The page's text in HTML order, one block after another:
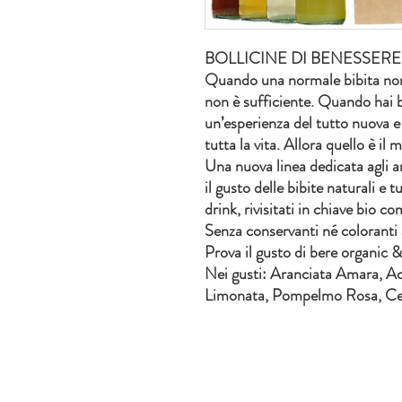
BOLLICINE DI BENESSERE
Quando una normale bibita
non è sufficiente. Quando hai
un’esperienza del tutto nuova
tutta la vita. Allora quello è il
Una nuova linea dedicata agli
il gusto delle bibite naturali e
drink, rivisitati in chiave bio
Senza conservanti né
Prova il gusto di bere organic
Nei gusti: Aranciata Amara,
Limonata, Pompelmo Rosa,